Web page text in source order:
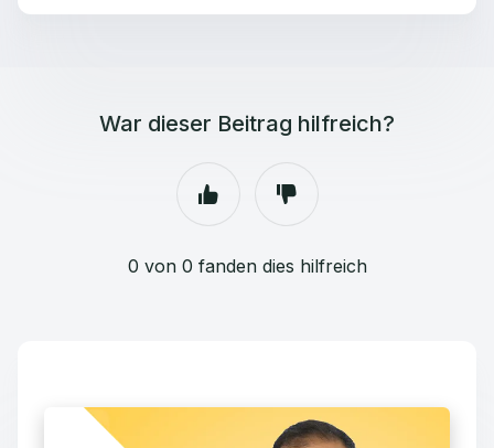
War dieser Beitrag hilfreich?
0 von 0 fanden dies hilfreich